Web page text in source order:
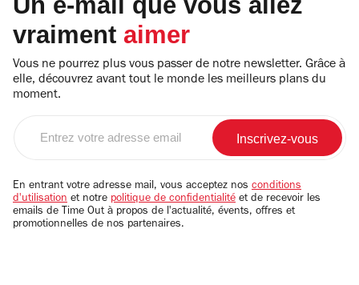
vraiment aimer
Vous ne pourrez plus vous passer de notre newsletter. Grâce à
elle, découvrez avant tout le monde les meilleurs plans du
moment.
email
En entrant votre adresse mail, vous acceptez nos conditions
d'utilisation et notre politique de confidentialité et de recevoir les
emails de Time Out à propos de l'actualité, évents, offres et
promotionnelles de nos partenaires.